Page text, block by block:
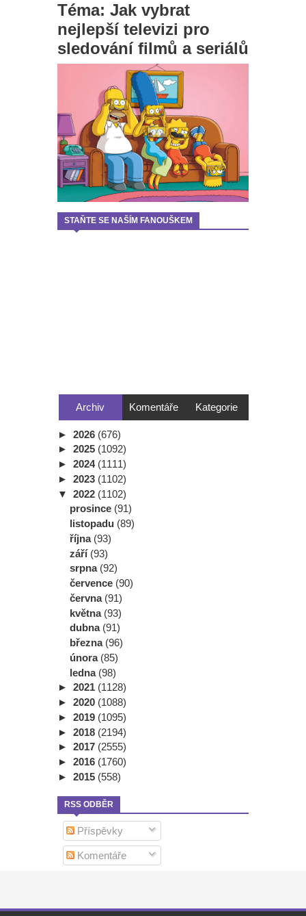
Téma: Jak vybrat
nejlepší televizi pro
sledování filmů a seriálů
STAŇTE SE NAŠÍM FANOUŠKEM
Archiv Komentáře Kategorie
► 2026 (676)
► 2025 (1092)
► 2024 (1111)
► 2023 (1102)
▼ 2022 (1102)
prosince (91)
listopadu (89)
října (93)
září (93)
srpna (92)
července (90)
června (91)
května (93)
dubna (91)
března (96)
února (85)
ledna (98)
► 2021 (1128)
► 2020 (1088)
► 2019 (1095)
► 2018 (2194)
► 2017 (2555)
► 2016 (1760)
► 2015 (558)
RSS ODBĚR
Příspěvky
Komentáře